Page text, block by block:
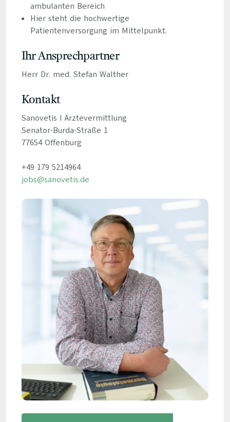
ambulanten Bereich
Hier steht die hochwertige
Patientenversorgung im Mittelpunkt.
Ihr Ansprechpartner
Herr Dr. med. Stefan Walther
Kontakt
Sanovetis I Ärztevermittlung
Senator-Burda-Straße 1
77654 Offenburg
+49 179 5214964
jobs@sanovetis.de